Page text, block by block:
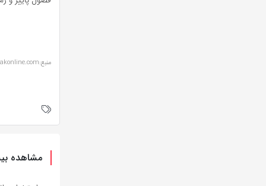
منبع:koodakonline.com
مشاهده